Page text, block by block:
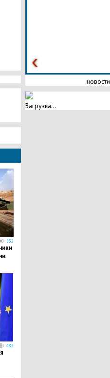
532
482
новости
Загрузка...